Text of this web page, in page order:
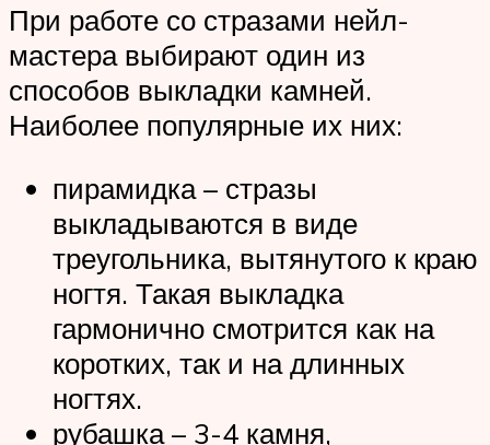
При работе со стразами нейл-
мастера выбирают один из
способов выкладки камней.
Наиболее популярные их них:
пирамидка – стразы
выкладываются в виде
треугольника, вытянутого к краю
ногтя. Такая выкладка
гармонично смотрится как на
коротких, так и на длинных
ногтях.
рубашка – 3-4 камня,